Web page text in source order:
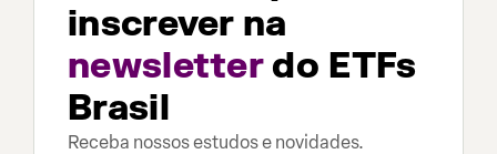
inscrever na
newsletterdo ETFs
Brasil
Receba nossos estudos e novidades.